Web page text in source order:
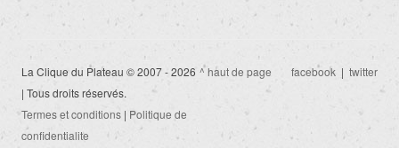
La Clique du Plateau © 2007 - 2026
| Tous droits réservés.
Termes et conditions | Politique de
confidentialite
^ haut de page facebook | twitter